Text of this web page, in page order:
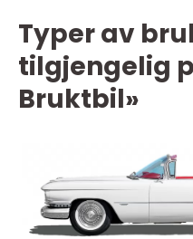
Typer av
tilgjengelig
Bruktbil»